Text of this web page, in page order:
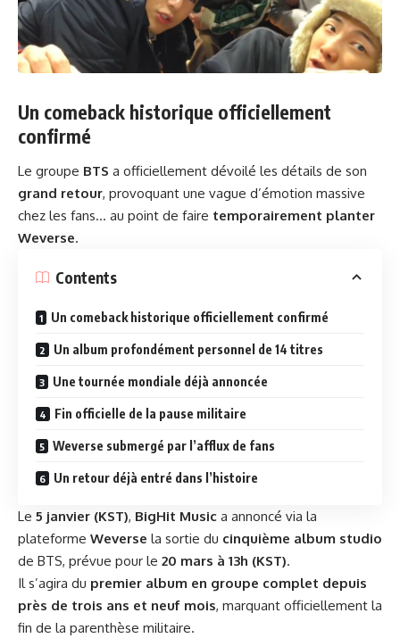
Un comeback historique officiellement
confirmé
Le groupe BTS a officiellement dévoilé les détails de son
grand retour, provoquant une vague d’émotion massive
chez les fans… au point de faire temporairement planter
Weverse.
Contents
Un comeback historique officiellement confirmé
Un album profondément personnel de 14 titres
Une tournée mondiale déjà annoncée
Fin officielle de la pause militaire
Weverse submergé par l’afflux de fans
Un retour déjà entré dans l’histoire
Le 5 janvier (KST), BigHit Music a annoncé via la
plateforme Weverse la sortie du cinquième album studio
de BTS, prévue pour le 20 mars à 13h (KST).
Il s’agira du premier album en groupe complet depuis
près de trois ans et neuf mois, marquant officiellement la
fin de la parenthèse militaire.